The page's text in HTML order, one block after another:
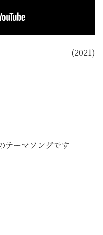
(2021)
テーマソングです